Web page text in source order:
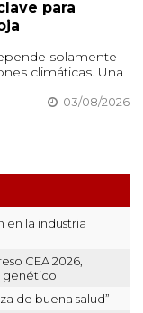
para
solamente
climáticas. Una
03/08/2026
en la industria
CEA 2026,
genético
de buena salud”